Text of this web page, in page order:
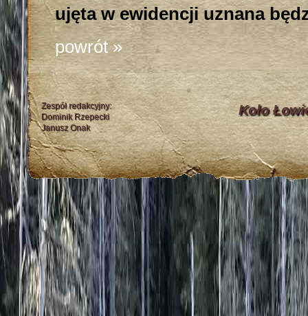
ujęta w ewidencji uznana
powrót »
Zespół redakcyjny:
Dominik Rzepecki
Janusz Onak
Koło